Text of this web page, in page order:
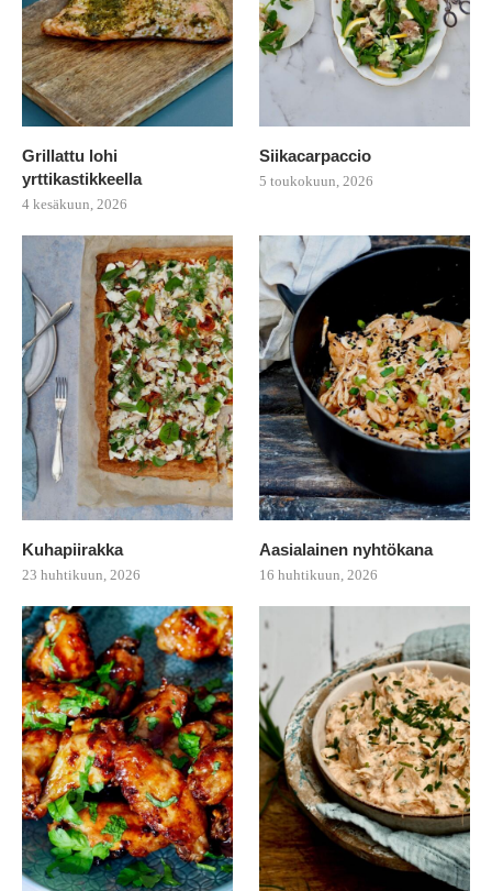
Grillattu lohi
yrttikastikkeella
4 kesäkuun, 2026
Siikacarpaccio
5 toukokuun, 2026
Kuhapiirakka
23 huhtikuun, 2026
Aasialainen nyhtökana
16 huhtikuun, 2026